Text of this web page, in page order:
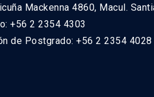
Mackenna 4860, Macul.
+56 2 2354 4303
de Postgrado: +56 2 2354 4028